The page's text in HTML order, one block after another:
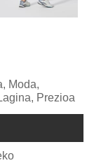
Moda,
Prezioa